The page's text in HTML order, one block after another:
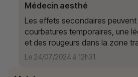
Médecin aesthé
Les effets secondaires peuvent
courbatures temporaires, une
et des rougeurs dans la zone
Le 24/07/2024 à 12h31